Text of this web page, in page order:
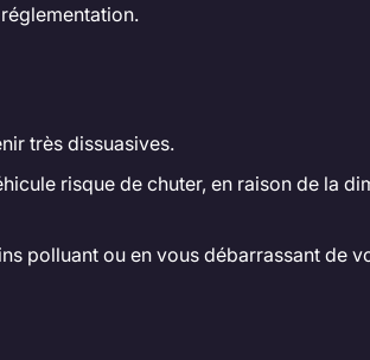
très dissuasives.
risque de chuter, en raison de la
polluant ou en vous débarrassant de